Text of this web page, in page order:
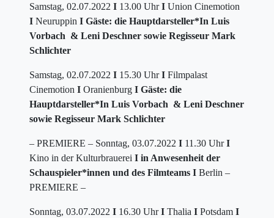
Samstag, 02.07.2022 I 13.00 UhrI Union Cinemotion
I Neuruppin I Gäste: die Hauptdarsteller*In Luis
Vorbach & Leni Deschner sowie Regisseur Mark
Schlichter
Samstag, 02.07.2022 I 15.30 UhrI Filmpalast
Cinemotion I Oranienburg I Gäste: die
Hauptdarsteller*In Luis Vorbach & Leni Deschner
sowie Regisseur Mark Schlichter
– PREMIERE – Sonntag, 03.07.2022 I 11.30 UhrI
Kino in der Kulturbrauerei I in Anwesenheit der
Schauspieler*innen und des Filmteams I Berlin –
PREMIERE –
Sonntag, 03.07.2022 I 16.30 UhrI Thalia I Potsdam I